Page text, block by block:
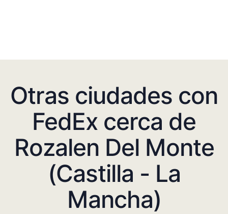
Otras ciudades con
FedEx cerca de
Rozalen Del Monte
(Castilla - La
Mancha)